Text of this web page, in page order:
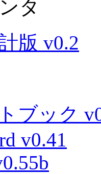
タ
版 v0.2
ブック
v0.41